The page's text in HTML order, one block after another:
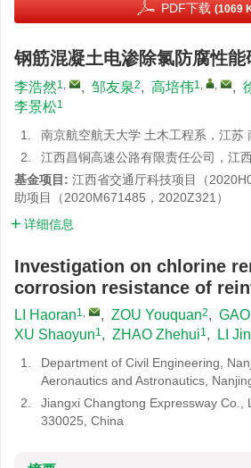
PDF下载 (1069
钢筋混凝土电渗除氯防腐性能
李浩然1, , 邹友泉2, 高培伟1, , ,
李景松1
1.
南京航空航天大学 土木工程系，江苏
2.
江西昌铜高速公路有限责任公司，江
基金项目: 江西省交通厅科技项目（
助项目（2020M671485，2020Z321）
详细信息
Investigation on chlorine
corrosion resistance of
LI Haoran1, , ZOU Youquan2,
XU Shaoyun1, ZHAO Zhehui1, LI
1.
Department of Civil Engineering,
Aeronautics and Astronautics,
2.
Jiangxi Changtong Expressway Co.,
330025, China